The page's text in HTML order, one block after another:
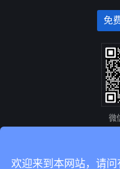
免
微
网络公
欢迎来到本网站，请问